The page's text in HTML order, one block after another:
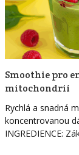
Smoothie pro
mitochondrií
Rychlá a snadná
koncentrovanou
INGREDIENCE: